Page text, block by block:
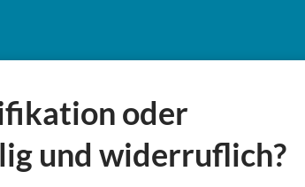
oder
und widerruflich?